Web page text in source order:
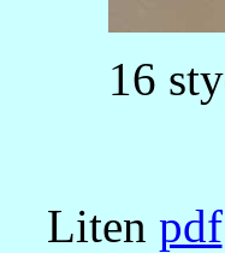
16
Liten pdf